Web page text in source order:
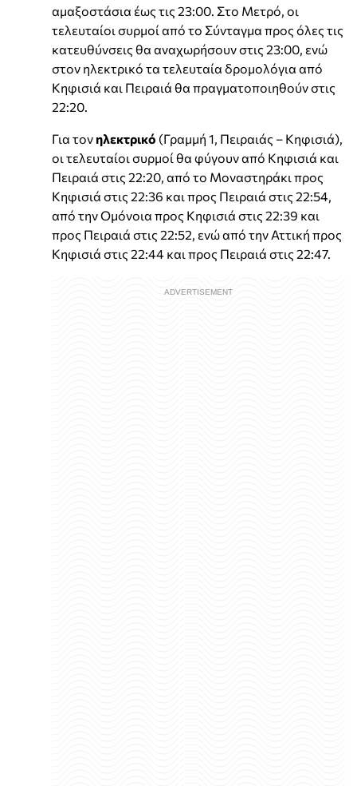
αμαξοστάσια έως τις 23:00. Στο Μετρό, οι
τελευταίοι συρμοί από το Σύνταγμα προς όλες τις
κατευθύνσεις θα αναχωρήσουν στις 23:00, ενώ
στον ηλεκτρικό τα τελευταία δρομολόγια από
Κηφισιά και Πειραιά θα πραγματοποιηθούν στις
22:20.
Για τον ηλεκτρικό (Γραμμή 1, Πειραιάς – Κηφισιά),
οι τελευταίοι συρμοί θα φύγουν από Κηφισιά και
Πειραιά στις 22:20, από το Μοναστηράκι προς
Κηφισιά στις 22:36 και προς Πειραιά στις 22:54,
από την Ομόνοια προς Κηφισιά στις 22:39 και
προς Πειραιά στις 22:52, ενώ από την Αττική προς
Κηφισιά στις 22:44 και προς Πειραιά στις 22:47.